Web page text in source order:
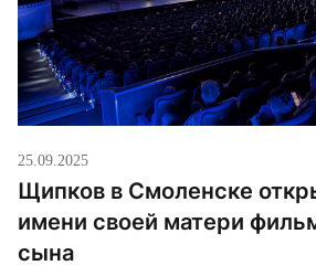
25.09.2025
Щипков в Смоленске
имени своей матери
сына